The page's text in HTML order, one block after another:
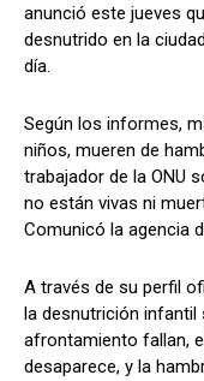
anunció este jueves
desnutrido en la
día.
Según los informes,
niños, mueren de
trabajador de la ONU
no están vivas ni
Comunicó la agencia
A través de su perfil
la desnutrición
afrontamiento fallan,
desaparece, y la